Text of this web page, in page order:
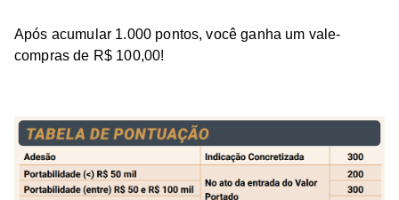
Após acumular 1.000 pontos, você ganha um vale-
compras de R$ 100,00!